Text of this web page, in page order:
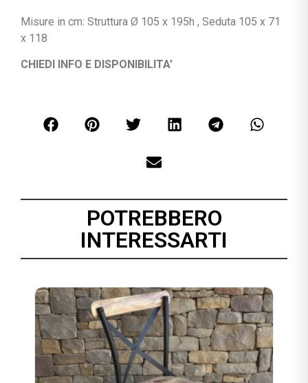
Misure in cm: Struttura Ø 105 x 195h , Seduta 105 x 71
x 118
CHIEDI INFO E DISPONIBILITA’
POTREBBERO
INTERESSARTI